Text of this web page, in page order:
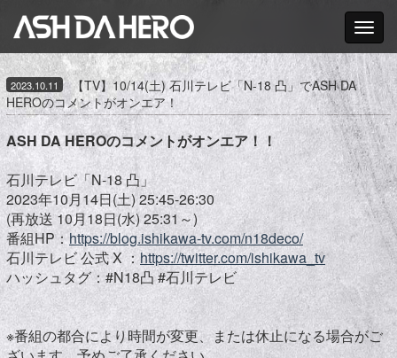
Toggle
2023.10.11
【TV】10/14(土) 石川テレビ「N-18 凸」でASH DA
HEROのコメントがオンエア！
ASH DA HEROのコメントがオンエア！！
石川テレビ「N-18 凸」
2023年10月14日(土) 25:45-26:30
(再放送 10月18日(水) 25:31～)
番組HP：https://blog.ishikawa-tv.com/n18deco/
石川テレビ 公式 X ：https://twitter.com/ishikawa_tv
ハッシュタグ：#N18凸 #石川テレビ
※番組の都合により時間が変更、または休止になる場合がご